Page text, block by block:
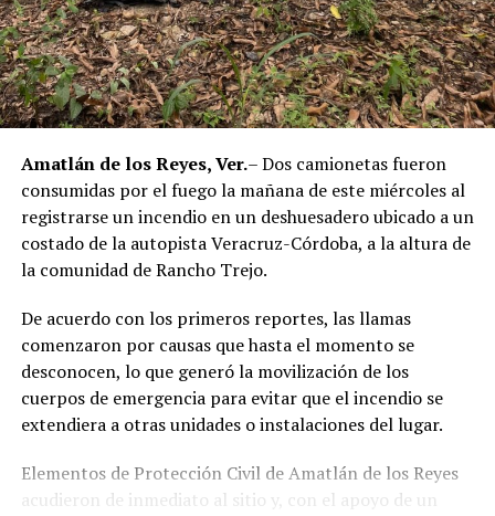
El caso evidenció presuntas irregularidades dentro de la
corporación policiaca y motivó la intervención de
autoridades estatales y federales, en un contexto de
reforzamiento de las investigaciones contra servidores
públicos relacionados con actividades ilícitas en la
La sentencia representa uno de los primeros fallos
derivados de aquel operativo y confirma la
responsabilidad penal de los exuniformados por delitos
relacionados con la posesión de droga y el
públicos.
Amatlán de los Reyes, Ver.– Dos camionetas fueron
consumidas por el fuego la mañana de este miércoles al
registrarse un incendio en un deshuesadero ubicado a un
costado de la autopista Veracruz-Córdoba, a la altura de
la comunidad de Rancho Trejo.
De acuerdo con los primeros reportes, las llamas
comenzaron por causas que hasta el momento se
desconocen, lo que generó la movilización de los
cuerpos de emergencia para evitar que el incendio se
extendiera a otras unidades o instalaciones del lugar.
Elementos de Protección Civil de Amatlán de los Reyes
acudieron de inmediato al sitio y, con el apoyo de un